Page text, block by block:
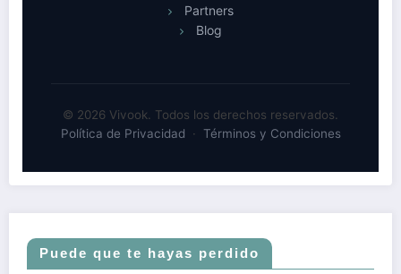
Partners
Blog
© 2026 Vivook. Todos los derechos reservados.
Política de Privacidad · Términos y Condiciones
Puede que te hayas perdido